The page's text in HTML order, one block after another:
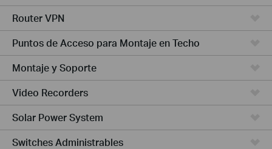
Router VPN
Puntos de Acceso para Montaje en Techo
Montaje y Soporte
Video Recorders
Solar Power System
Switches Administrables